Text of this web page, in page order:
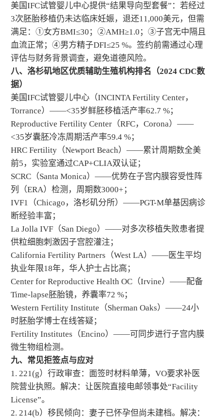
美国IFC试管婴儿中心提供“结果导向型套餐”：若经过
3次胚胎移植仍未达临床妊娠，退还11,000美元，但需
满足：①女方BMI≤30；②AMH≥1.0；③子宫无中隔且
血流正常；④男方精子DFI≤25 %。签约前需通过心理
评估与财务背景调查，避免道德风险。
八、洛杉矶地区优质辅助生殖机构排名（2024 CDC数
据）
美国IFC试管婴儿中心（INCINTA Fertility Center，
Torrance）——<35岁鲜胚移植活产率62.7 %；
Reproductive Fertility Center（RFC，Corona）——
<35岁囊胚冷冻周期活产率59.4 %；
HRC Fertility（Newport Beach）——累计周期数全美
前5，实验室通过CAP+CLIA双认证；
SCRC（Santa Monica）——优势在子宫内膜容受性阵
列（ERA）检测，周期数3000+；
IVF1（Chicago，洛杉矶分所）——PGT-M单基因病诊
断经验丰富；
La Jolla IVF（San Diego）——对多次移植失败患者提
供粒细胞刺激因子宫腔灌注；
California Fertility Partners（West LA）——医生平均
执业年限18年，华人护士占比高；
Center for Reproductive Health OC（Irvine）——配备
Time-lapse胚胎镜，养囊率72 %；
Western Fertility Institute（Sherman Oaks）——24小
时胚胎学博士在线答疑；
Fertility Institutes（Encino）——可同步进行子宫内膜
微生物组检测。
九、常见拒签点与应对
1. 221(g）行政审查：面签时材料单薄，VO要求补医
院营业执照。解决：让医院直接电邮领事处“Facility
License”。
2. 214(b）移民倾向：妻子已怀孕但尚未建档。解决：